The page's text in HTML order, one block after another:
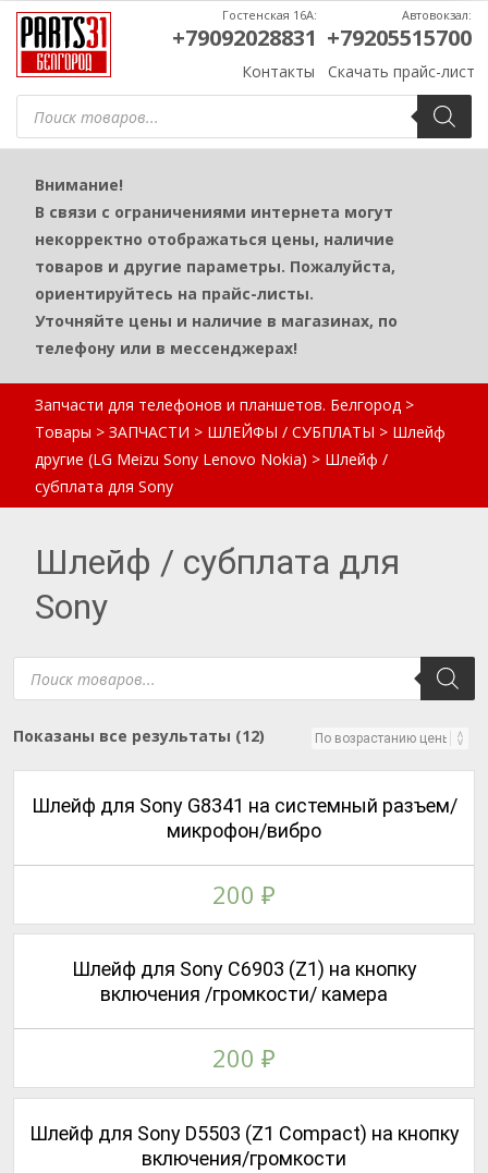
Поиск
товаров
Контакты Скачать прайс-лист
Гостенская 16А:
+79092028831
Автовокзал:
+79205515700
Внимание!
В связи с ограничениями интернета могут
некорректно отображаться цены, наличие
товаров и другие параметры. Пожалуйста,
ориентируйтесь на прайс-листы.
Уточняйте цены и наличие в магазинах, по
телефону или в мессенджерах!
Запчасти для телефонов и планшетов. Белгород >
Товары > ЗАПЧАСТИ > ШЛЕЙФЫ / СУБПЛАТЫ > Шлейф
другие (LG Meizu Sony Lenovo Nokia) > Шлейф /
субплата для Sony
Шлейф / субплата для
Sony
Поиск
товаров
Показаны все результаты (12)
Шлейф для Sony D5503 (Z1 Compact) на кнопку
включения/громкости
Шлейф для Sony C6903 (Z1) на кнопку
включения /громкости/ камера
200 ₽
Шлейф для Sony G8341 на системный разъем/
микрофон/вибро
200 ₽